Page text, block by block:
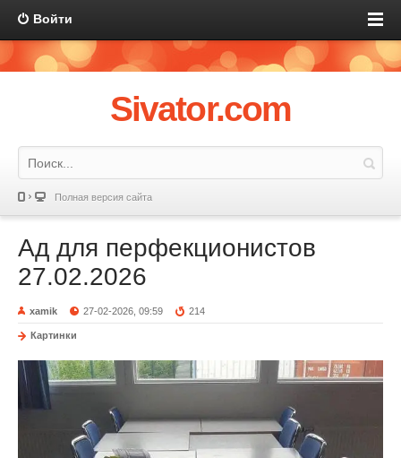
Войти
Sivator.com
Полная версия сайта
Ад для перфекционистов
27.02.2026
xamik 27-02-2026, 09:59 214
Картинки